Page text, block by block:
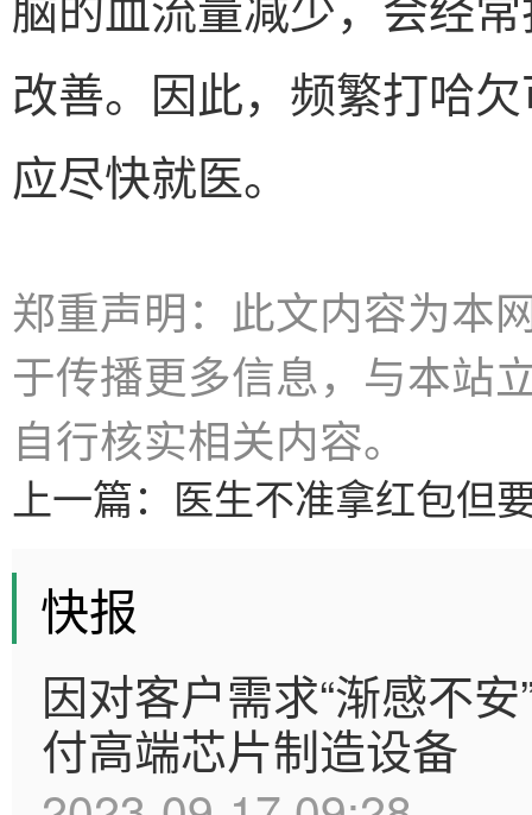
改善。因此，频繁打哈
应尽快就医。
郑重声明：此文内容为本
于传播更多信息，与本站
自行核实相关内容。
上一篇： 医生不准拿红包但
快报
因对客户需求“渐感不
付高端芯片制造设备